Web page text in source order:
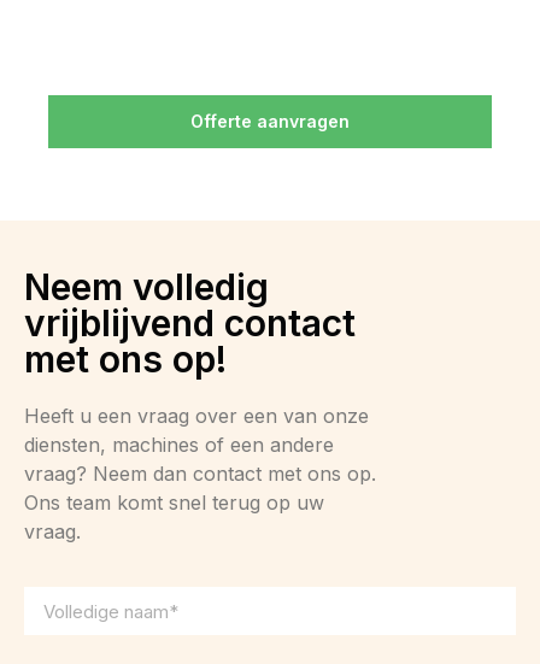
Offerte aanvragen
Neem volledig
vrijblijvend contact
met ons op!
Heeft u een vraag over een van onze
diensten, machines of een andere
vraag? Neem dan contact met ons op.
Ons team komt snel terug op uw
vraag.